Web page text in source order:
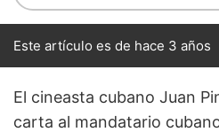
Este artículo es de hace 3 años
El cineasta cubano Juan
carta al mandatario